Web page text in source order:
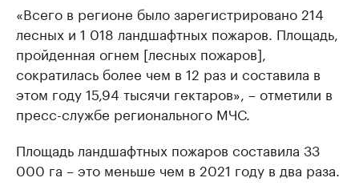
«Всего в регионе было зарегистрировано 214
лесных и 1 018 ландшафтных пожаров. Площадь,
пройденная огнем [лесных пожаров],
сократилась более чем в 12 раз и составила в
этом году 15,94 тысячи гектаров», – отметили в
пресс-службе регионального МЧС.
Площадь ландшафтных пожаров составила 33
000 га – это меньше чем в 2021 году в два раза.